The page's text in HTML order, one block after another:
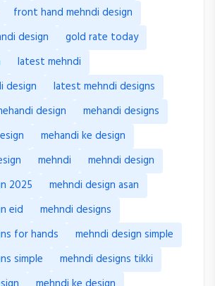
front hand mehndi design
design
gold rate today
latest mehndi
design
latest mehndi designs
design
mehandi designs
mehandi ke design
mehndi
mehndi design
2025
mehndi design asan
eid
mehndi designs
for hands
mehndi design simple
simple
mehndi designs tikki